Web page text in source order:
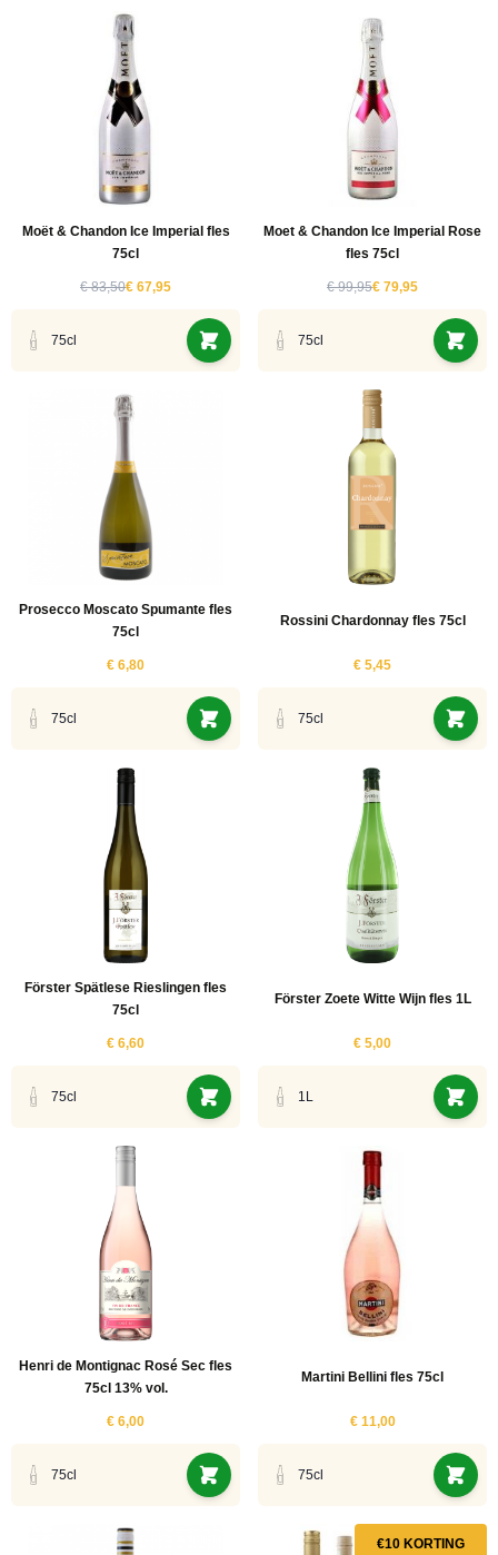
Moët & Chandon Ice Imperial fles
75cl
€ 83,50€ 67,95
75cl
Moet & Chandon Ice Imperial Rose
fles 75cl
€ 99,95€ 79,95
75cl
Prosecco Moscato Spumante fles
75cl
€ 6,80
75cl
Rossini Chardonnay fles 75cl
€ 5,45
75cl
Förster Spätlese Rieslingen fles
75cl
€ 6,60
75cl
Förster Zoete Witte Wijn fles 1L
€ 5,00
1L
Henri de Montignac Rosé Sec fles
75cl 13% vol.
€ 6,00
75cl
Martini Bellini fles 75cl
€ 11,00
75cl
€10 KORTING